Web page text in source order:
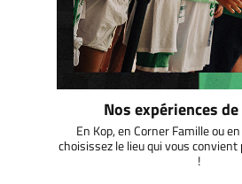
Nos expériences
En Kop, en Corner Famille ou
choisissez le lieu qui vous
!